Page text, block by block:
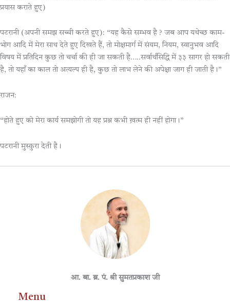
प्रयास कराते हुए)
पटरानी (अपनी समझ सच्ची करते हुए): “यह कैसे सम्भव है ? जब आप यथेच्छ काम-
भोग आदि में मेरा साथ देते हुए दिखते हैं, तो मोक्षमार्ग में संयम, नियम, स्वानुभव आदि
विषय में प्रतिदिन कुछ तो चर्चा की ही जा सकती है…..सर्वार्थसिद्धि में ३३ सागर हो सकती
है, तो यहाँ का काल तो अत्यल्प ही है, कुछ तो लाभ लेने की अपेक्षा जाग ही जाती है।”
राजन:
“होते हुए को मेरा कार्य समझोगी तो यह प्रश्न कभी ख़त्म ही नहीं होगा।”
पटरानी मुस्कुरा देती है।
आ. बा. ब्र. पं. श्री सुमतप्रकाश जी
Menu